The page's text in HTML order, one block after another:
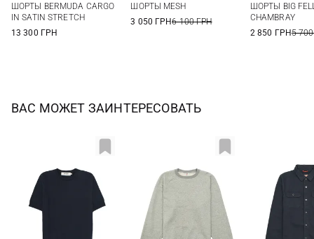
52
54 56
ШОРТЫ BERMUDA CARGO
IN SATIN STRETCH
13 300 ГРН
ШОРТЫ MESH
3 050 ГРН6 100 ГРН
34
ШОРТЫ BIG
CHAMBRAY
2 850 ГРН5
ВАС МОЖЕТ ЗАИНТЕРЕСОВАТЬ